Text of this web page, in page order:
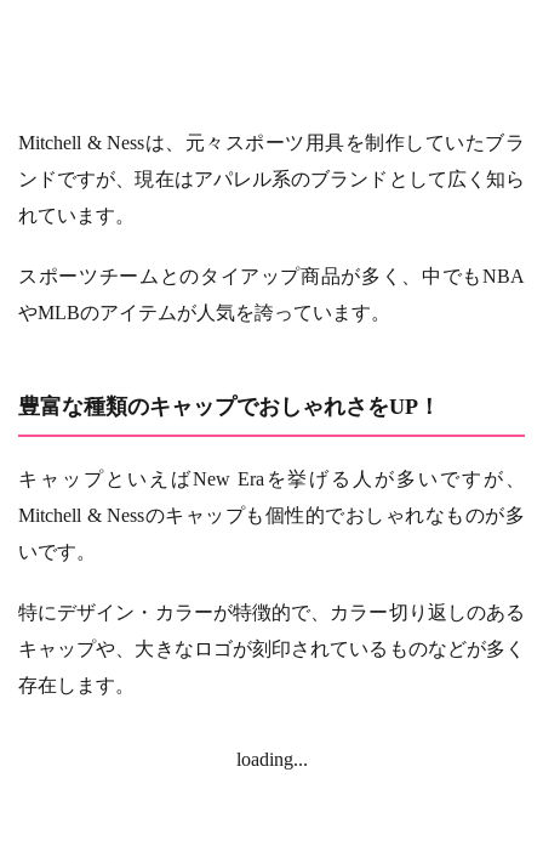
Mitchell & Nessは、元々スポーツ用具を制作していたブラ
ンドですが、現在はアパレル系のブランドとして広く知ら
れています。
スポーツチームとのタイアップ商品が多く、中でもNBA
やMLBのアイテムが人気を誇っています。
豊富な種類のキャップでおしゃれさをUP！
キャップといえばNew Eraを挙げる人が多いですが、
Mitchell & Nessのキャップも個性的でおしゃれなものが多
いです。
特にデザイン・カラーが特徴的で、カラー切り返しのある
キャップや、大きなロゴが刻印されているものなどが多く
存在します。
loading...